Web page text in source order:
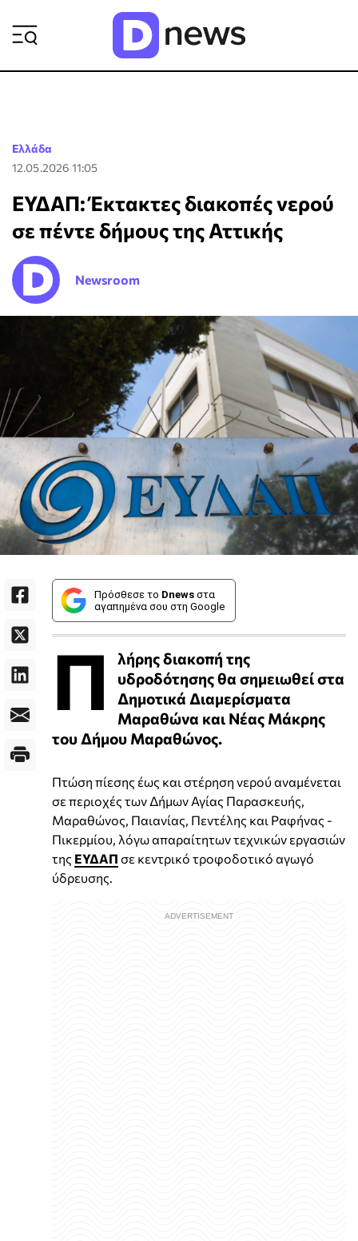
Ελλάδα
12.05.2026 11:05
ΕΥΔΑΠ: Έκτακτες διακοπές νερού
σε πέντε δήμους της Αττικής
Newsroom
Πρόσθεσε το Dnews στα
αγαπημένα σου στη Google
Π
λήρης διακοπή της
υδροδότησης θα σημειωθεί στα
Δημοτικά Διαμερίσματα
Μαραθώνα και Νέας Μάκρης
του Δήμου Μαραθώνος.
Πτώση πίεσης έως και στέρηση νερού αναμένεται
σε περιοχές των Δήμων Αγίας Παρασκευής,
Μαραθώνος, Παιανίας, Πεντέλης και Ραφήνας -
Πικερμίου, λόγω απαραίτητων τεχνικών εργασιών
της ΕΥΔΑΠ σε κεντρικό τροφοδοτικό αγωγό
ύδρευσης.